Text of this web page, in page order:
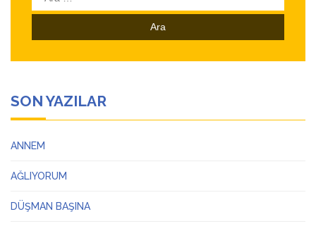
SON YAZILAR
ANNEM
AĞLIYORUM
DÜŞMAN BAŞINA